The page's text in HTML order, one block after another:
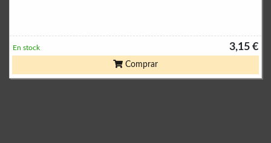
3,15 €
En stock
Comprar